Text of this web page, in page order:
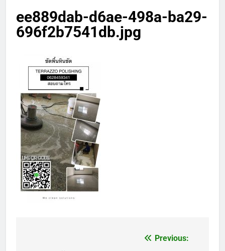
ee889dab-d6ae-498a-ba29-
696f2b7541db.jpg
Previous: